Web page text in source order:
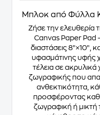
Μπλοκ από Φύλλα
Ζήσε την ελευθερία
Canvas Paper Pad
διαστάσεις 8″×10″,
υφασμάτινης υφής
τέλεια σε ακρυλικά
ζωγραφικής που
ανθεκτικότητα,
προσφέροντας
ζωγραφική ή μικτή